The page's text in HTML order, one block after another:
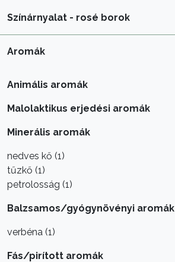
Színárnyalat - rosé borok
Aromák
Animális aromák
Malolaktikus erjedési aromák
Minerális aromák
nedves kő (1)
tűzkő (1)
petrolosság (1)
Balzsamos/gyógynövényi aromák
verbéna (1)
Fás/pirított aromák